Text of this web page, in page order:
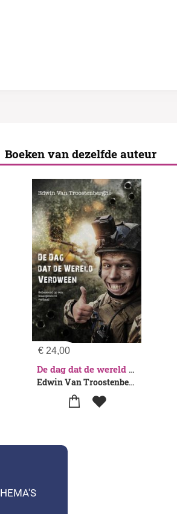
Boeken van dezelfde auteur
€24,00
De dag dat de wereld verdween
Edwin Van Troostenberghe